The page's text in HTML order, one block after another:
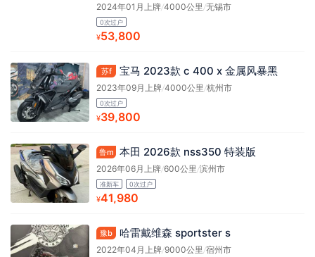
2024年01月上牌/4000公里 /无锡市
0次过户
¥53,800
苏f 宝马 2023款 c 400 x 金属风暴黑
2023年09月上牌/4000公里 /杭州市
0次过户
¥39,800
鲁m 本田 2026款 nss350 特装版
2026年06月上牌/600公里 /滨州市
准新车 0次过户
¥41,980
豫b 哈雷戴维森 sportster s
2022年04月上牌/9000公里 /宿州市